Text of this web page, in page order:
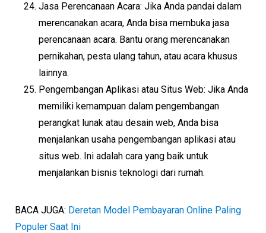
Jasa Perencanaan Acara: Jika Anda pandai dalam
merencanakan acara, Anda bisa membuka jasa
perencanaan acara. Bantu orang merencanakan
pernikahan, pesta ulang tahun, atau acara khusus
lainnya.
Pengembangan Aplikasi atau Situs Web: Jika Anda
memiliki kemampuan dalam pengembangan
perangkat lunak atau desain web, Anda bisa
menjalankan usaha pengembangan aplikasi atau
situs web. Ini adalah cara yang baik untuk
menjalankan bisnis teknologi dari rumah.
BACA JUGA: Deretan Model Pembayaran Online Paling
Populer Saat Ini